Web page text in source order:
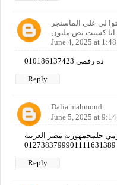
لي على الماسنجر
انا كسبت نص مليون
June 4, 2025 at
ده رقمي 010186137423
Reply
Dalia mahmoud
June 5, 2025 at
حلمجمهورية مصر العربية
0127383799901111631389
Reply